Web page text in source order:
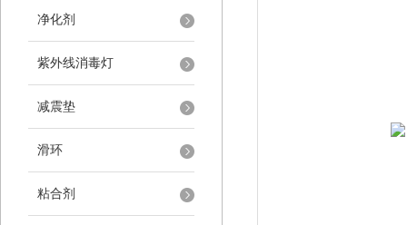
净化剂
紫外线消毒灯
减震垫
滑环
粘合剂